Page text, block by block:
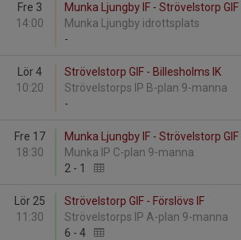
Fre 3
14:00
Munka Ljungby IF - Strövelstorp GIF
Munka Ljungby idrottsplats
-
Lör 4
10:20
Strövelstorp GIF - Billesholms IK
Strövelstorps IP B-plan 9-manna
-
Fre 17
18:30
Munka Ljungby IF - Strövelstorp GIF
Munka IP C-plan 9-manna
2 - 1
Lör 25
11:30
Strövelstorp GIF - Förslövs IF
Strövelstorps IP A-plan 9-manna
6 - 4